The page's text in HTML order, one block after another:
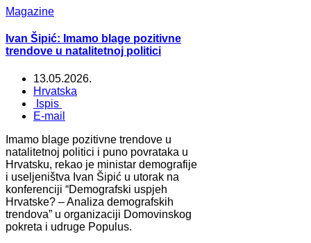
Magazine
Ivan Šipić: Imamo blage pozitivne
trendove u natalitetnoj politici
13.05.2026.
Hrvatska
Ispis
E-mail
Imamo blage pozitivne trendove u
natalitetnoj politici i puno povrataka u
Hrvatsku, rekao je ministar demografije
i useljeništva Ivan Šipić u utorak na
konferenciji “Demografski uspjeh
Hrvatske? – Analiza demografskih
trendova” u organizaciji Domovinskog
pokreta i udruge Populus.